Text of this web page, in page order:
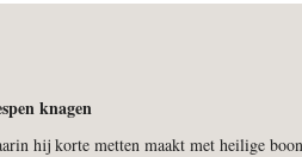
knagen
hij korte metten maakt met heilige